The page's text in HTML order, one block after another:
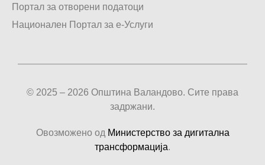
Портал за отворени податоци
Национален Портал за е-Услуги
© 2025 – 2026 Општина Валандово. Сите права
задржани.
Овозможено од Министерство за дигитална
трансформација.